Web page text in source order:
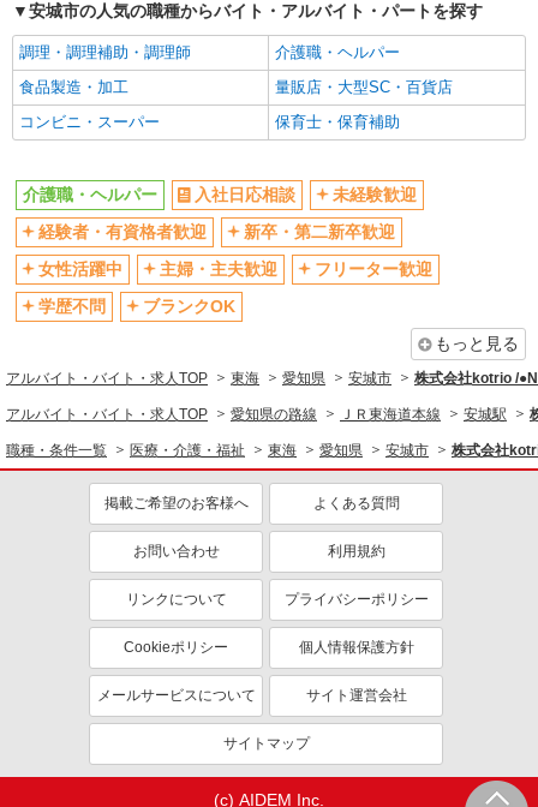
安城市の人気の職種からバイト・アルバイト・パートを探す
調理・調理補助・調理師
介護職・ヘルパー
食品製造・加工
量販店・大型SC・百貨店
コンビニ・スーパー
保育士・保育補助
介護職・ヘルパー 入社日応相談
未経験歓迎
経験者・有資格者歓迎
新卒・第二新卒歓迎
女性活躍中
主婦・主夫歓迎
フリーター歓迎
学歴不問
ブランクOK
もっと見る
アルバイト・バイト・求人TOP 東海 愛知県 安城市 株式会社kotrio /
アルバイト・バイト・求人TOP 愛知県の路線 ＪＲ東海道本線 安城駅
職種・条件一覧 医療・介護・福祉 東海 愛知県 安城市 株式会社
掲載ご希望のお客様へ よくある質問
お問い合わせ 利用規約
リンクについて プライバシーポリシー
Cookieポリシー 個人情報保護方針
メールサービスについて サイト運営会社
サイトマップ
(c) AIDEM Inc.